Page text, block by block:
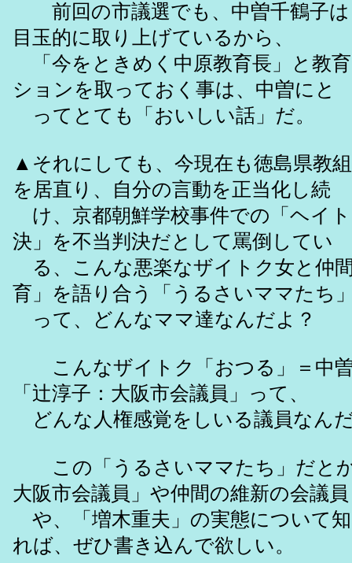
前回の市議選でも、中曽千鶴子は
目玉的に取り上げているから、
「今をときめく中原教育長」と教
ションを取っておく事は、中曽にと
ってとても「おいしい話」だ。
▲それにしても、今現在も徳島県教
を居直り、自分の言動を正当化し続
け、京都朝鮮学校事件での「ヘイ
決」を不当判決だとして罵倒してい
る、こんな悪楽なザイトク女と仲
育」を語り合う「うるさいママたち
って、どんなママ達なんだよ？
こんなザイトク「おつる」＝中曽
「辻淳子：大阪市会議員」って、
どんな人権感覚をしいる議
この「うるさいママたち」だと
大阪市会議員」や仲間の維新の会議員
や、「増木重夫」の実態について
れば、ぜひ書き込んで欲しい。